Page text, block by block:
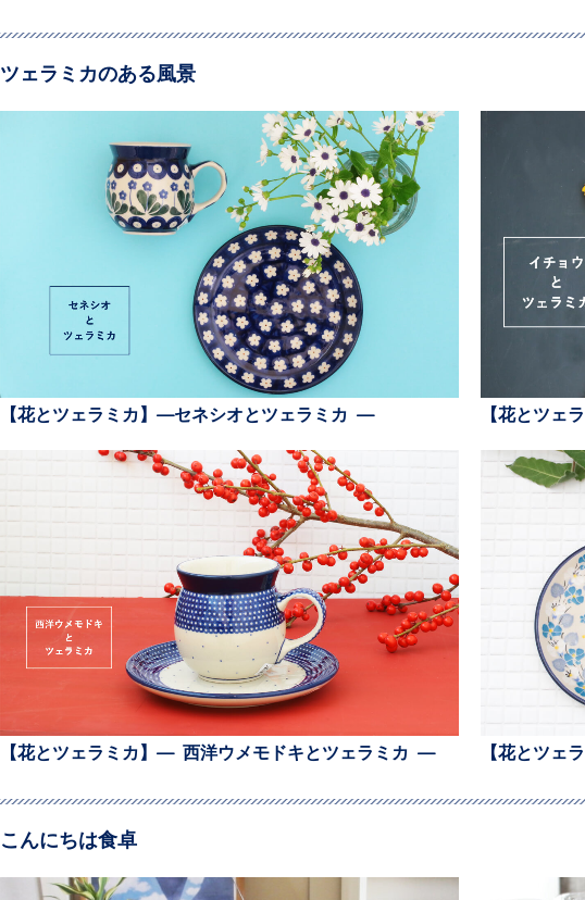
ツェラミカのある風景
【花とツェラミカ】—セネシオとツェラミカ — 【花とツェ
【花とツェラミカ】— 西洋ウメモドキとツェラミカ — 【花とツェ
こんにちは食卓